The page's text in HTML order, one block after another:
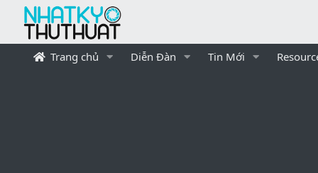
Trang chủ Diễn Đàn Tin Mới